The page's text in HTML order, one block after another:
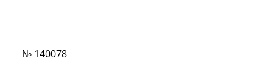
№ 140078